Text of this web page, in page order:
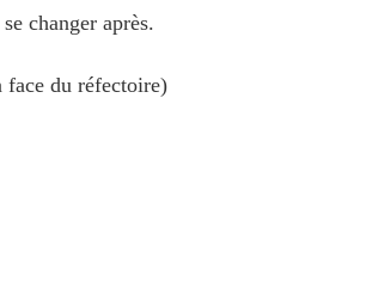
changer après.
face du réfectoire)